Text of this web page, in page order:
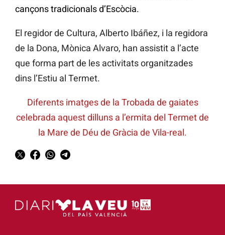
cançons tradicionals d’Escòcia.
El regidor de Cultura, Alberto Ibáñez, i la regidora
de la Dona, Mònica Alvaro, han assistit a l’acte
que forma part de les activitats organitzades
dins l’Estiu al Termet.
Diferents imatges de la Trobada de gaiates
celebrada aquest dilluns a l’ermita del Termet de
la Mare de Déu de Gràcia de Vila-real.